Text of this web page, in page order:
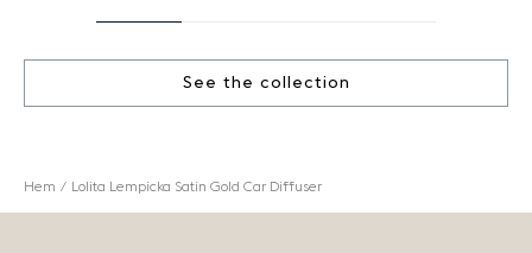
See the collection
Hem Lolita Lempicka Satin Gold Car Diffuser